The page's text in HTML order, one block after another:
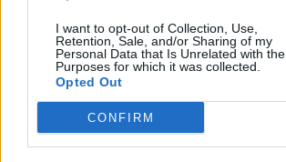
I want to opt-out of Collection, Use,
Retention, Sale, and/or Sharing of my
Personal Data that Is Unrelated with the
Purposes for which it was collected.
Opted Out
CONFIRM